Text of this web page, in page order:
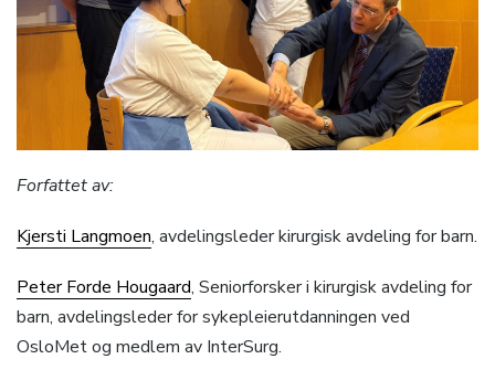
Forfattet av:
Kjersti Langmoen, avdelingsleder kirurgisk avdeling for barn.
Peter Forde Hougaard, Seniorforsker i kirurgisk avdeling for
barn, avdelingsleder for sykepleierutdanningen ved
OsloMet og medlem av InterSurg.